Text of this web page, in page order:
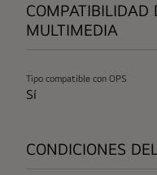
COMPATIBILIDAD
MULTIMEDIA
Tipo compatible con OPS
Sí
CONDICIONES